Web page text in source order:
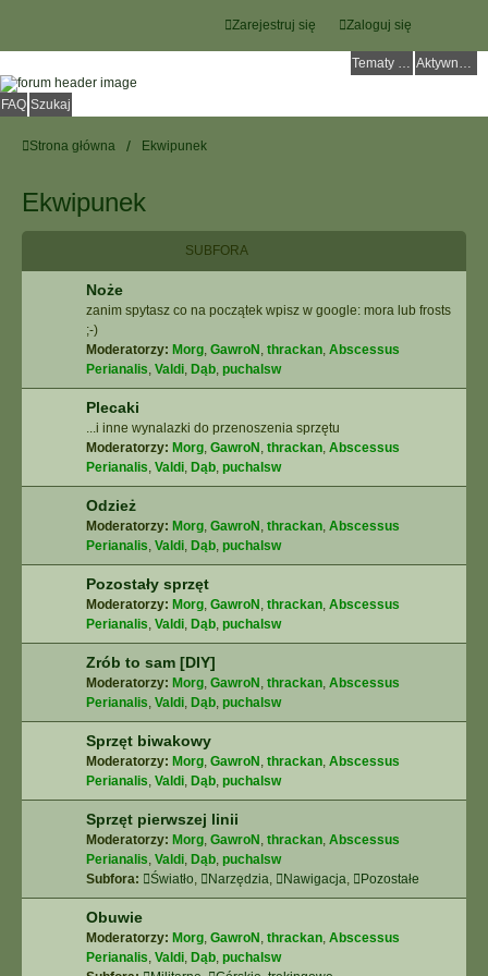
Zaloguj się
Zarejestruj się
Tematy bez odpowiedzi Aktywne tematy
FAQ Szukaj
Strona główna Ekwipunek
Ekwipunek
SUBFORA
Noże
zanim spytasz co na początek wpisz w google: mora lub frosts
;-)
Moderatorzy: Morg, GawroN , thrackan, Abscessus
Perianalis, Valdi, Dąb, puchalsw
Plecaki
...i inne wynalazki do przenoszenia sprzętu
Moderatorzy: Morg, GawroN , thrackan, Abscessus
Perianalis, Valdi, Dąb, puchalsw
Odzież
Moderatorzy: Morg, GawroN , thrackan, Abscessus
Perianalis, Valdi, Dąb, puchalsw
Pozostały sprzęt
Moderatorzy: Morg, GawroN , thrackan, Abscessus
Perianalis, Valdi, Dąb, puchalsw
Zrób to sam [DIY]
Moderatorzy: Morg, GawroN , thrackan, Abscessus
Perianalis, Valdi, Dąb, puchalsw
Sprzęt biwakowy
Moderatorzy: Morg, GawroN , thrackan, Abscessus
Perianalis, Valdi, Dąb, puchalsw
Sprzęt pierwszej linii
Moderatorzy: Morg, GawroN , thrackan, Abscessus
Perianalis, Valdi, Dąb, puchalsw
Subfora:
Światło, Narzędzia, Nawigacja, Pozostałe
Obuwie
Moderatorzy: Morg, GawroN , thrackan, Abscessus
Perianalis, Valdi, Dąb, puchalsw